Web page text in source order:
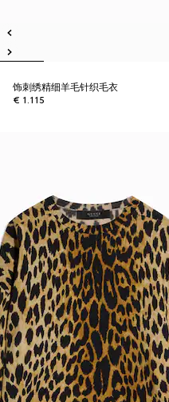
饰刺绣精细羊毛针织毛衣
€ 1.115